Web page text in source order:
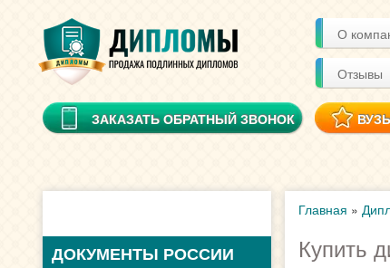
О
Отзывы
ЗАКАЗАТЬ ОБРАТНЫЙ ЗВОНОК
ДОКУМЕНТЫ РОССИИ
Главная »
Купить